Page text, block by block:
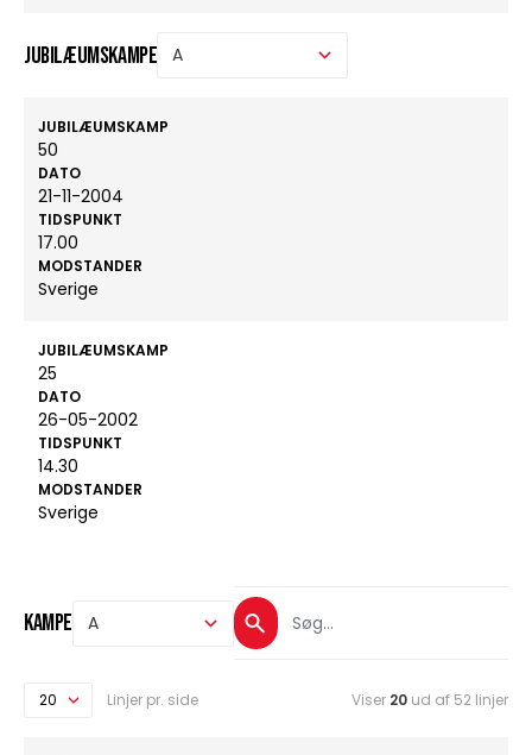
Jubilæumskampe
JUBILÆUMSKAMP
50
DATO
21-11-2004
TIDSPUNKT
17.00
MODSTANDER
Sverige
JUBILÆUMSKAMP
25
DATO
26-05-2002
TIDSPUNKT
14.30
MODSTANDER
Sverige
Kampe
Linjer pr. side Viser 20 ud af 52 linjer